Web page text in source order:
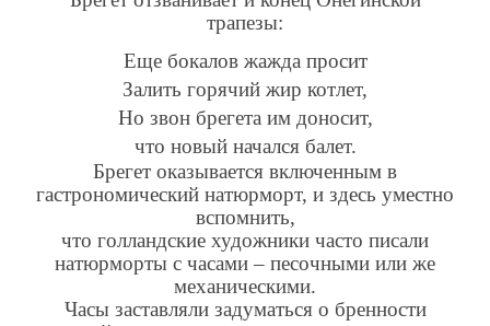
трапезы:
Еще бокалов жажда просит
Залить горячий жир котлет,
Но звон брегета им доносит,
что новый начался балет.
Брегет оказывается включенным в
гастрономический натюрморт, и здесь уместно
вспомнить,
что голландские художники часто писали
натюрморты с часами – песочными или же
механическими.
Часы заставляли задуматься о бренности